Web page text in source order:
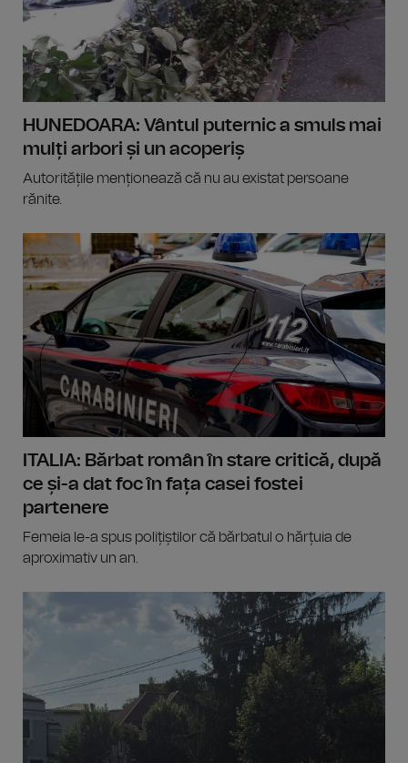
HUNEDOARA: Vântul puternic a smuls mai
mulți arbori și un acoperiș
Autoritățile menționează că nu au existat persoane
rănite.
ITALIA: Bărbat român în stare critică, după
ce și-a dat foc în fața casei fostei
partenere
Femeia le-a spus polițiștilor că bărbatul o hărțuia de
aproximativ un an.